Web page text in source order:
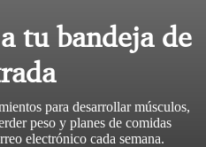
tu bandeja de
para desarrollar músculos,
peso y planes de comidas
electrónico cada semana.